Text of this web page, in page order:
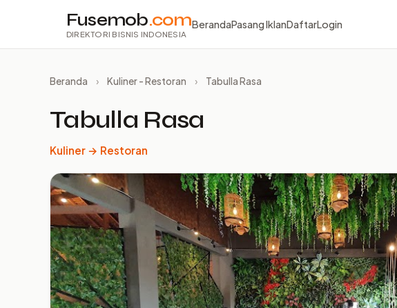
Fusemob.com
DIREKTORI BISNIS INDONESIA
BerandaPasang IklanDaftarLogin
Beranda › Kuliner - Restoran › Tabulla Rasa
Tabulla Rasa
Kuliner → Restoran